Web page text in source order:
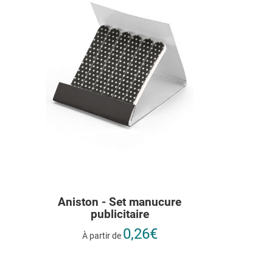
Aniston - Set manucure
publicitaire
À partir de 0,26€